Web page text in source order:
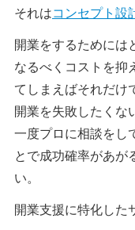
それはコンセプト設
開業をするためには
なるべくコストを抑
てしまえばそれだけ
開業を失敗したくな
一度プロに相談をし
とで成功確率があが
い。
開業支援に特化した